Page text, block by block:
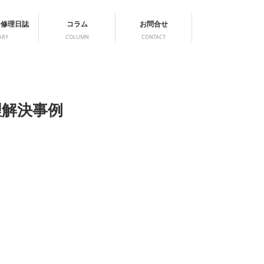
理日誌 コラム
COLUMN
お問合せ
CONTACT
決事例